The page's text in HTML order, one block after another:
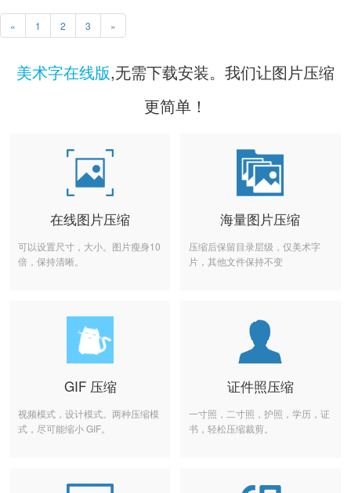
« 1 2 3 »
美术字在线版,无需下载安装。我们让图片压缩
更简单！
在线图片压缩
可以设置尺寸，大小。图片瘦身10
倍，保持清晰。
海量图片压缩
压缩后保留目录层级，仅美术字
片，其他文件保持不变
GIF 压缩
视频模式，设计模式。两种压缩模
式，尽可能缩小 GIF。
证件照压缩
一寸照，二寸照，护照，学历，证
书，轻松压缩裁剪。